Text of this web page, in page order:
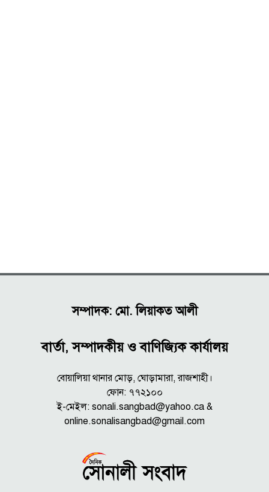
সম্পাদক: মো. লিয়াকত আলী
বার্তা, সম্পাদকীয় ও বাণিজ্যিক কার্যালয়
বোয়ালিয়া থানার মোড়, ঘোড়ামারা, রাজশাহী।
ফোন: ৭৭২১০০
ই-মেইল: sonali.sangbad@yahoo.ca &
online.sonalisangbad@gmail.com